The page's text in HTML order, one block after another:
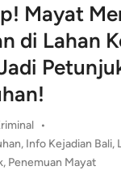
Mayat
di Lahan
•
, Info Kejadian Bali,
, Penemuan Mayat